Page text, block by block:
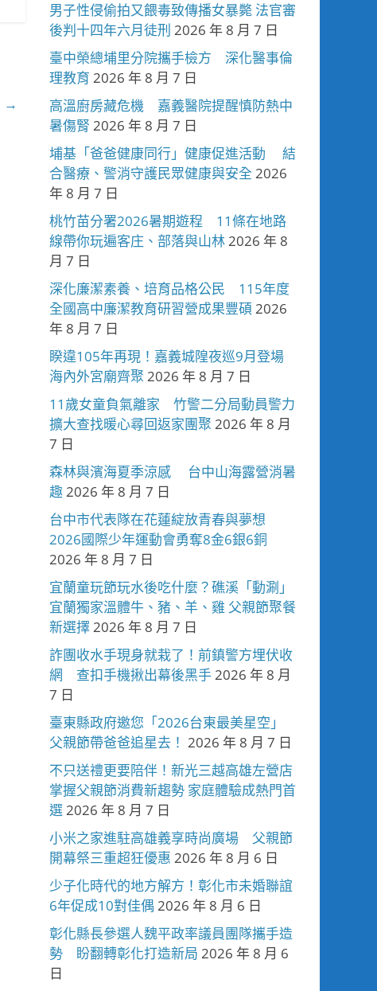
→
男子性侵偷拍又餵毒致傳播女暴斃 法官審
後判十四年六月徒刑 2026 年 8 月 7 日
臺中榮總埔里分院攜手檢方 深化醫事倫
理教育 2026 年 8 月 7 日
高溫廚房藏危機 嘉義醫院提醒慎防熱中
暑傷腎 2026 年 8 月 7 日
埔基「爸爸健康同行」健康促進活動 結
合醫療、警消守護民眾健康與安全 2026
年 8 月 7 日
桃竹苗分署2026暑期遊程 11條在地路
線帶你玩遍客庄、部落與山林2026 年 8
月 7 日
深化廉潔素養、培育品格公民 115年度
全國高中廉潔教育研習營成果豐碩 2026
年 8 月 7 日
睽違105年再現！嘉義城隍夜巡9月登場
海內外宮廟齊聚 2026 年 8 月 7 日
11歲女童負氣離家 竹警二分局動員警力
擴大查找暖心尋回返家團聚 2026 年 8 月
7 日
森林與濱海夏季涼感 台中山海露營消暑
趣2026 年 8 月 7 日
台中市代表隊在花蓮綻放青春與夢想
2026國際少年運動會勇奪8金6銀6銅
2026 年 8 月 7 日
宜蘭童玩節玩水後吃什麼？礁溪「動涮」
宜蘭獨家溫體牛、豬、羊、雞 父親節聚餐
新選擇2026 年 8 月 7 日
詐團收水手現身就栽了！前鎮警方埋伏收
網 查扣手機揪出幕後黑手2026 年 8 月
7 日
臺東縣政府邀您「2026台東最美星空」
父親節帶爸爸追星去！ 2026 年 8 月 7 日
不只送禮更要陪伴！新光三越高雄左營店
掌握父親節消費新趨勢 家庭體驗成熱門首
選2026 年 8 月 7 日
小米之家進駐高雄義享時尚廣場 父親節
開幕祭三重超狂優惠 2026 年 8 月 6 日
少子化時代的地方解方！彰化市未婚聯誼
6年促成10對佳偶 2026 年 8 月 6 日
彰化縣長參選人魏平政率議員團隊攜手造
勢 盼翻轉彰化打造新局 2026 年 8 月 6
日